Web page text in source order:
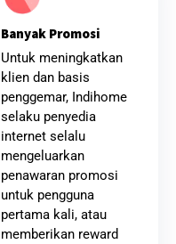
Banyak Promosi
Untuk meningkatkan
klien dan basis
penggemar, Indihome
selaku penyedia
internet selalu
mengeluarkan
penawaran promosi
untuk pengguna
pertama kali, atau
memberikan reward